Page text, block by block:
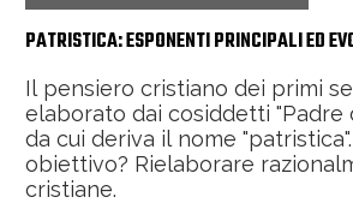
PATRISTICA: ESPONENTI PRINCIPALI ED
Il pensiero cristiano dei primi
elaborato dai cosiddetti "Padre
da cui deriva il nome
obiettivo? Rielaborare
cristiane.